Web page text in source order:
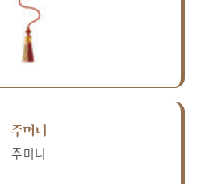
주머니
주머니